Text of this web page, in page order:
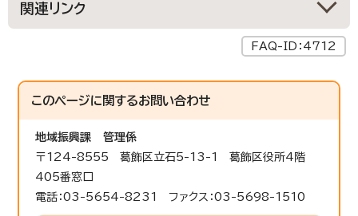
関連リンク
FAQ-ID：4712
このページに関するお問い合わせ
地域振興課
管理係
〒124-8555 葛飾区立石5-13-1 葛飾区役所4階
405番窓口
電話：03-5654-8231 ファクス：03-5698-1510